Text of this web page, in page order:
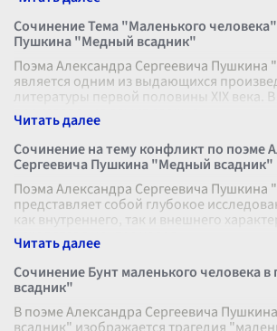
Сочинение Тема "Маленького
Пушкина "Медный всадник"
Поэма Александра Сергеевича
является одним из выдающихся
литературы первой половины XIX века. В
произведения лежит сложна
Сочинение на тему конфликт по поэме
Сергеевича Пушкина "Медный всадник"
Поэма Александра Сергеевича
представляет собой глубокое
как внутреннего, так и внешнего
находятся в центре челов
Сочинение Бунт маленького человека
всадник"
В поэме Александра Сергеевича